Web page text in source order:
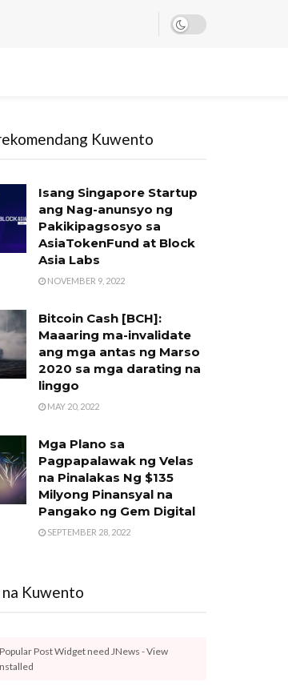
Kuwento
Isang Singapore Startup
ang Nag-anunsyo ng
Pakikipagsosyo sa
AsiaTokenFund at Block
Asia Labs
NOVEMBER 9, 2022
Bitcoin Cash [BCH]:
Maaaring ma-invalidate
ang mga antas ng Marso
2020 sa mga darating na
linggo
MAY 20, 2022
Mga Plano sa
Pagpapalawak ng Velas
na Pinalakas Ng $135
Milyong Pinansyal na
Pangako ng Gem Digital
SEPTEMBER 28, 2022
Kuwento
Post Widget need JNews - View